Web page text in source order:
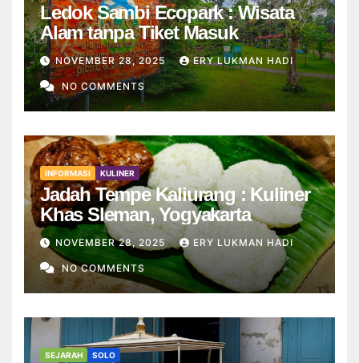
Ledok Sambi Ecopark : Wisata
Alam tanpa Tiket Masuk
NOVEMBER 28, 2025 ERY LUKMAN HADI
NO COMMENTS
INFORMASI KULINER
Jadah Tempe Kaliurang : Kuliner
Khas Sleman, Yogyakarta
NOVEMBER 28, 2025 ERY LUKMAN HADI
NO COMMENTS
SEJARAH SOLO